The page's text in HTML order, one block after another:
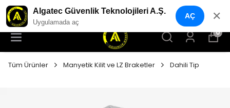
YENI NESIL GÜVENLIK GEÇIŞ SISTEMLERI
0
Tüm Ürünler Manyetik Kilit ve LZ Braketler Dahili Tip
Algatec Güvenlik Teknolojileri A.Ş.
Uygulamada aç
AÇ ✕